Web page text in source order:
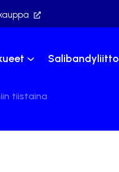
Salibandyliitto
tiistaina